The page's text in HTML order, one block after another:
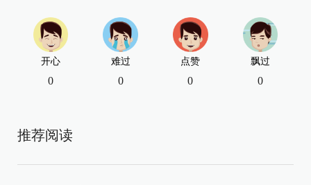
开心
0
难过
0
点赞
0
飘过
0
推荐阅读